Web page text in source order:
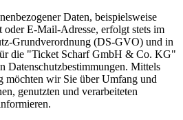
Daten, beispielsweise
oder E-Mail-Adresse, erfolgt stets im
Grundverordnung (DS-GVO) und in
die "Ticket Scharf GmbH & Co. KG"
Datenschutzbestimmungen. Mittels
möchten wir Sie über Umfang und
genutzten und verarbeiteten